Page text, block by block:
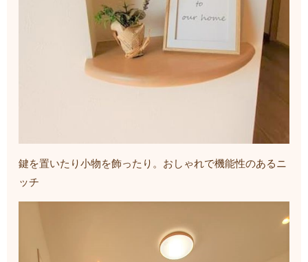
鍵を置いたり小物を飾ったり。おしゃれで機能性のあるニ
ッチ